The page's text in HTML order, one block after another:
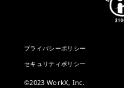
プライバシーポリシー
セキュリティポリシー
©2023 WorkX, Inc.